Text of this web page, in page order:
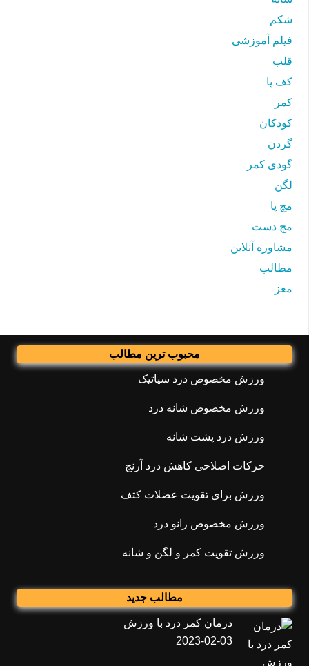
شکم
فیلم آموزشی
قلب
کف پا
کمر
کودکان
گردن
گودی کمر
لگن
مچ پا
مچ دست
مشاوره آنلاین
مطالب
مغز
محبوب ترین مطالب
ورزش مخصوص درد سیاتیک
ورزش مخصوص شانه درد
ورزش درد پشت شانه
حرکات اصلاحی کاهش درد آرنج
ورزش برای تقویت عضلات کتف
ورزش مخصوص زانو درد
ورزش تقویت کمر و لگن و شانه
مطالب جدید
درمان کمر درد با ورزش
2023-02-03